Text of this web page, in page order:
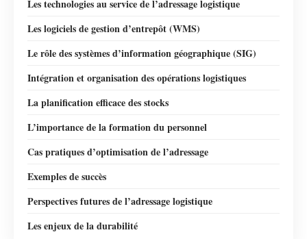
Les technologies au service de l’adressage logistique
Les logiciels de gestion d’entrepôt (WMS)
Le rôle des systèmes d’information géographique (SIG)
Intégration et organisation des opérations logistiques
La planification efficace des stocks
L’importance de la formation du personnel
Cas pratiques d’optimisation de l’adressage
Exemples de succès
Perspectives futures de l’adressage logistique
Les enjeux de la durabilité